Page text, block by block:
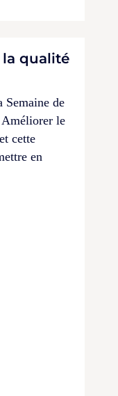
la qualité
de
le
cette
en